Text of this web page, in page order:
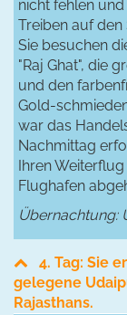
nicht fehlen
Treiben auf
Sie besuchen
"Raj Ghat", die
und den
Gold-
war das
Nachmittag
Ihren
Flughafen
Übernachtung:
4. Tag: Sie
gelegene
Rajasthans.